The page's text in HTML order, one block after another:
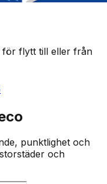
för flytt till eller från
punktlighet och
och